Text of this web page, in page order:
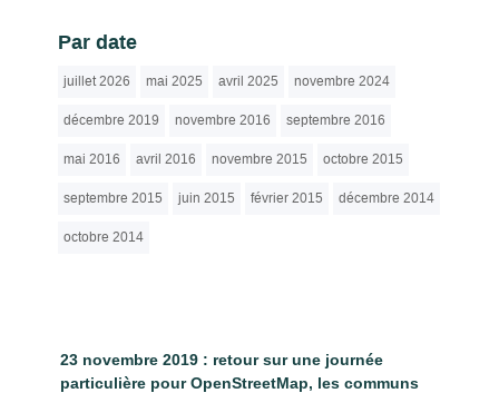
Par date
juillet 2026 mai 2025 avril 2025 novembre 2024
décembre 2019 novembre 2016 septembre 2016
mai 2016 avril 2016 novembre 2015 octobre 2015
septembre 2015 juin 2015 février 2015 décembre 2014
octobre 2014
23 novembre 2019 : retour sur une journée
particulière pour OpenStreetMap, les communs